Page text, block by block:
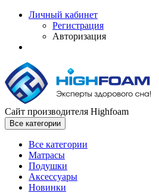
Личный кабинет
Регистрация
Авторизация
Сайт производителя Highfoam
Все категории
Все категории
Матрасы
Подушки
Аксессуары
Новинки